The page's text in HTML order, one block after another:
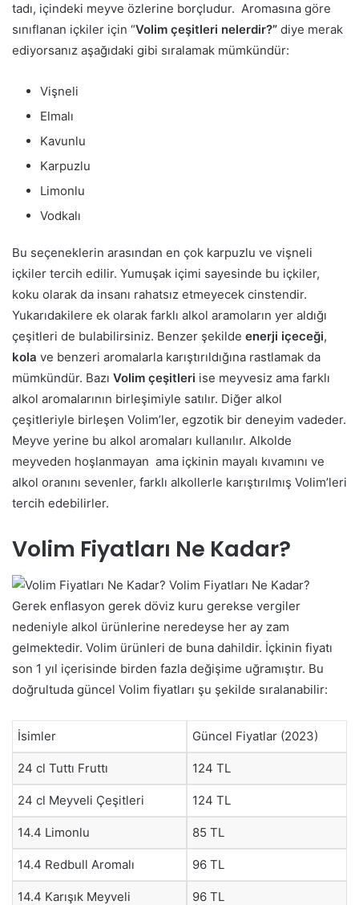
tadı, içindeki meyve özlerine borçludur. Aromasına göre
sınıflanan içkiler için “Volim çeşitleri nelerdir?” diye merak
ediyorsanız aşağıdaki gibi sıralamak mümkündür:
Vişneli
Elmalı
Kavunlu
Karpuzlu
Limonlu
Vodkalı
Bu seçeneklerin arasından en çok karpuzlu ve vişneli
içkiler tercih edilir. Yumuşak içimi sayesinde bu içkiler,
koku olarak da insanı rahatsız etmeyecek cinstendir.
Yukarıdakilere ek olarak farklı alkol aramoların yer aldığı
çeşitleri de bulabilirsiniz. Benzer şekilde enerji içeceği,
kola ve benzeri aromalarla karıştırıldığına rastlamak da
mümkündür. Bazı Volim çeşitleri ise meyvesiz ama farklı
alkol aromalarının birleşimiyle satılır. Diğer alkol
çeşitleriyle birleşen Volim’ler, egzotik bir deneyim vadeder.
Meyve yerine bu alkol aromaları kullanılır. Alkolde
meyveden hoşlanmayan ama içkinin mayalı kıvamını ve
alkol oranını sevenler, farklı alkollerle karıştırılmış Volim’leri
tercih edebilirler.
Volim Fiyatları Ne Kadar?
Volim Fiyatları Ne Kadar?
Gerek enflasyon gerek döviz kuru gerekse vergiler
nedeniyle alkol ürünlerine neredeyse her ay zam
gelmektedir. Volim ürünleri de buna dahildir. İçkinin fiyatı
son 1 yıl içerisinde birden fazla değişime uğramıştır. Bu
doğrultuda güncel Volim fiyatları şu şekilde sıralanabilir:
İsimler Güncel Fiyatlar (2023)
24 cl Tuttı Fruttı 124 TL
24 cl Meyveli Çeşitleri 124 TL
14.4 Limonlu 85 TL
14.4 Redbull Aromalı 96 TL
14.4 Karışık Meyveli 96 TL